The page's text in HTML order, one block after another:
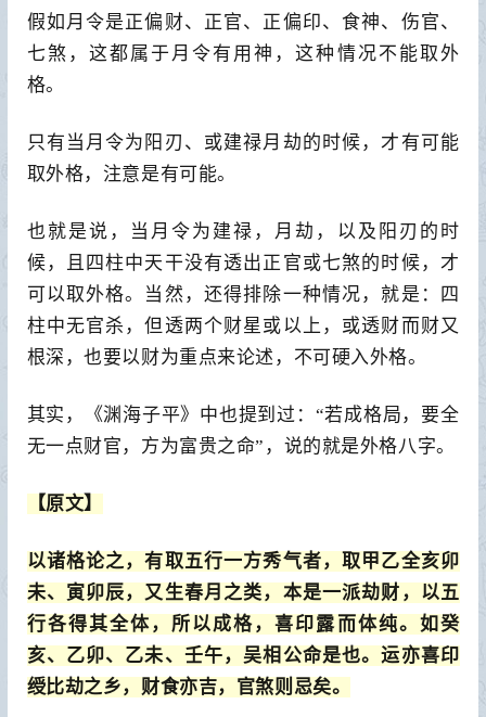
假如月令是正偏财、正官、正偏印、食神、伤官、
七煞，这都属于月令有用神，这种情况不能取外
格。
只有当月令为阳刃、或建禄月劫的时候，才有可能
取外格，注意是有可能。
也就是说，当月令为建禄，月劫，以及阳刃的时
候，且四柱中天干没有透出正官或七煞的时候，才
可以取外格。当然，还得排除一种情况，就是：四
柱中无官杀，但透两个财星或以上，或透财而财又
根深，也要以财为重点来论述，不可硬入外格。
其实，《渊海子平》中也提到过：“若成格局，要全
无一点财官，方为富贵之命”，说的就是外格八字。
【原文】
以诸格论之，有取五行一方秀气者，取甲乙全亥卯
未、寅卯辰，又生春月之类，本是一派劫财，以五
行各得其全体，所以成格，喜印露而体纯。如癸
亥、乙卯、乙未、壬午，吴相公命是也。运亦喜印
绶比劫之乡，财食亦吉，官煞则忌矣。